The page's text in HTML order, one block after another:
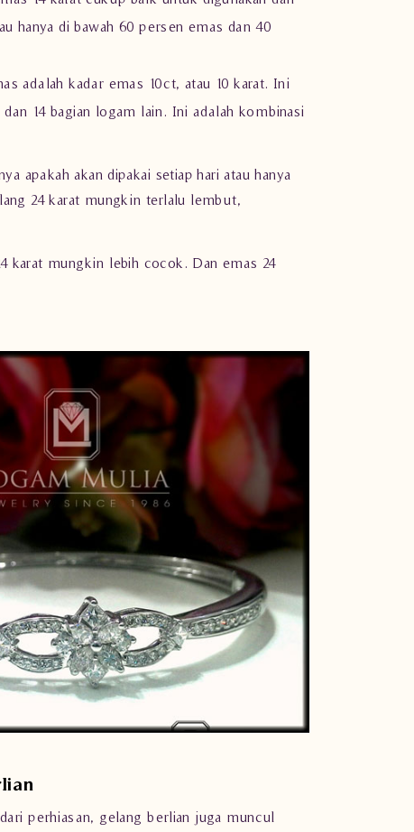
hanya di bawah 60 persen emas dan 40
adalah kadar emas 10ct, atau 10 karat. Ini
14 bagian logam lain. Ini adalah kombinasi
apakah akan dipakai setiap hari atau hanya
24 karat mungkin terlalu lembut,
karat mungkin lebih cocok. Dan emas 24
perhiasan, gelang berlian juga muncul